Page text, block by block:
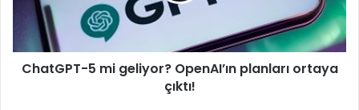
ortaya
ChatGPT-5 mi geliyor? OpenAI’ın planları ortaya
çıktı!